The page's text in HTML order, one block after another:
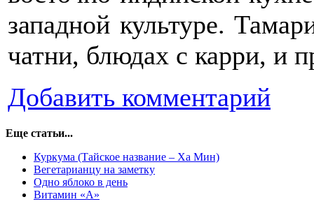
западной культуре.
чатни, блюдах с карри, и
Добавить комментарий
Еще статьи...
Куркума (Тайское название – Ха Мин)
Вегетарианцу на заметку
Одно яблоко в день
Витамин «А»